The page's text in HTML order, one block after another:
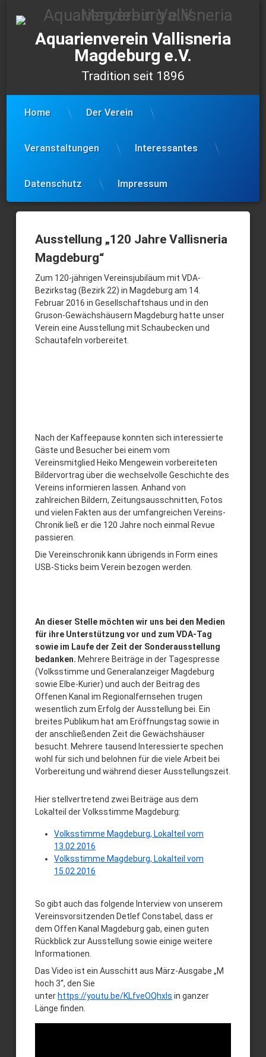
Aquarienverein Vallisneria
Magdeburg e.V.
Tradition seit 1896
Home Der Verein
Veranstaltungen Interessantes
Datenschutz Impressum
Bezirkstag
Ausstellung
120
Jahre
Verein
Ausstellung „120 Jahre Vallisneria
Magdeburg“
Zum 120-jährigen Vereinsjubiläum mit VDA-
Bezirkstag (Bezirk 22) in Magdeburg am 14.
Februar 2016 in Gesellschaftshaus und in den
Gruson-Gewächshäusern Magdeburg hatte unser
Verein eine Ausstellung mit Schaubecken und
Schautafeln vorbereitet.
Nach der Kaffeepause konnten sich interessierte
Gäste und Besucher bei einem vom
Vereinsmitglied Heiko Mengewein vorbereiteten
Bildervortrag über die wechselvolle Geschichte des
Vereins informieren lassen. Anhand von
zahlreichen Bildern, Zeitungsausschnitten, Fotos
und vielen Fakten aus der umfangreichen Vereins-
Chronik ließ er die 120 Jahre noch einmal Revue
passieren.
Die Vereinschronik kann übrigends in Form eines
USB-Sticks beim Verein bezogen werden.
An dieser Stelle möchten wir uns bei den Medien
für ihre Unterstützung vor und zum VDA-Tag
sowie im Laufe der Zeit der Sonderausstellung
bedanken. Mehrere Beiträge in der Tagespresse
(Volksstimme und Generalanzeiger Magdeburg
sowie Elbe-Kurier) und auch der Beitrag des
Offenen Kanal im Regionalfernsehen trugen
wesentlich zum Erfolg der Ausstellung bei. Ein
breites Publikum hat am Eröffnungstag sowie in
der anschließenden Zeit die Gewächshäuser
besucht. Mehrere tausend Interessierte spechen
wohl für sich und belohnen für die viele Arbeit bei
Vorbereitung und während dieser Ausstellungszeit.
Hier stellvertretend zwei Beiträge aus dem
Lokalteil der Volksstimme Magdeburg:
Volksstimme Magdeburg, Lokalteil vom
13.02.2016
Volksstimme Magdeburg, Lokalteil vom
15.02.2016
So gibt auch das folgende Interview von unserem
Vereinsvorsitzenden Detlef Constabel, dass er
dem Offen Kanal Magdeburg gab, einen guten
Rückblick zur Ausstellung sowie einige weitere
Informationen.
Das Video ist ein Ausschitt aus März-Ausgabe „M
hoch 3“, den Sie
unter https://youtu.be/KLfveOQhxIs in ganzer
Länge finden.